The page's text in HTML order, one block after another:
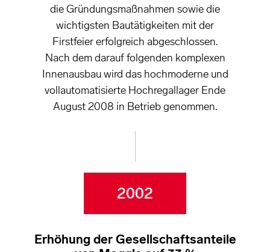
die Gründungsmaßnahmen sowie die
wichtigsten Bautätigkeiten mit der
Firstfeier erfolgreich abgeschlossen.
Nach dem darauf folgenden komplexen
Innenausbau wird das hochmoderne und
vollautomatisierte Hochregallager Ende
August 2008 in Betrieb genommen.
2002
Erhöhung der Gesellschaftsanteile